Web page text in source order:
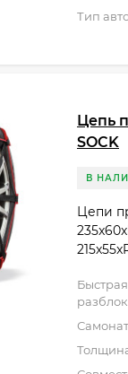
Тип
Цепь
SOCK
В
Цепи